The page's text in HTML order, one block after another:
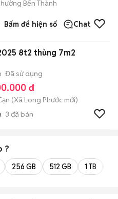
Bến Thành
bán
Bấm để hiện số Chat
8t2 thùng 7m2
Đã sử dụng
đ
(Xã Long Phước mới)
3 đã bán
?
256 GB 512 GB 1 TB